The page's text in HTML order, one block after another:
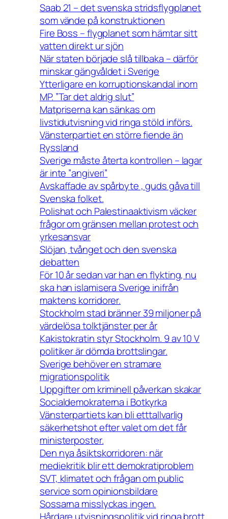
Saab 21 – det svenska stridsflygplanet
som vände på konstruktionen
Fire Boss – flygplanet som hämtar sitt
vatten direkt ur sjön
När staten började slå tillbaka – därför
minskar gängvåldet i Sverige
Ytterligare en korruptionskandal inom
MP. ”Tar det aldrig slut”
Matpriserna kan sänkas om
livstidutvisning vid ringa stöld införs.
Vänsterpartiet en större fiende än
Ryssland
Sverige måste återta kontrollen – lagar
är inte ”angiveri”
Avskaffade av spårbyte , guds gåva till
Svenska folket.
Polishat och Palestinaaktivism väcker
frågor om gränsen mellan protest och
yrkesansvar
Slöjan, tvånget och den svenska
debatten
För 10 år sedan var han en flykting, nu
ska han islamisera Sverige inifrån
maktens korridorer.
Stockholm stad bränner 39 miljoner på
värdelösa tolktjänster per år
Kakistokratin styr Stockholm. 9 av 10 V
politiker är dömda brottslingar.
Sverige behöver en stramare
migrationspolitik
Uppgifter om kriminell påverkan skakar
Socialdemokraterna i Botkyrka
Vänsterpartiets kan bli etttallvarlig
säkerhetshot efter valet om det får
ministerposter.
Den nya åsiktskorridoren: när
mediekritik blir ett demokratiproblem
SVT, klimatet och frågan om public
service som opinionsbildare
Sossarna misslyckas ingen.